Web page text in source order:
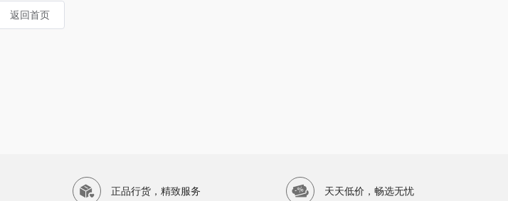
返回首页
正品行货，精致服务 天天低价，畅选无忧